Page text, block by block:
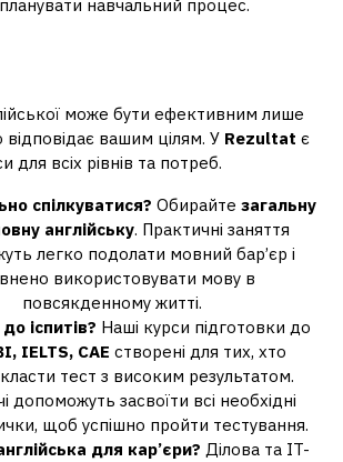
навчальний процес.
може бути ефективним лише
відповідає вашим цілям. У Rezultat є
для всіх рівнів та потреб.
спілкуватися? Обирайте загальну
англійську. Практичні заняття
легко подолати мовний бар’єр і
використовувати мову в
повсякденному житті.
іспитів? Наші курси підготовки до
IELTS, CAE створені для тих, хто
тест з високим результатом.
допоможуть засвоїти всі необхідні
щоб успішно пройти тестування.
для кар’єри? Ділова та IT-